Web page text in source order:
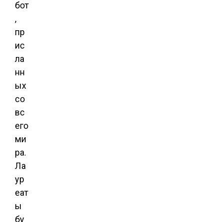
бот
,
пр
ис
ла
нн
ых
со
вс
его
ми
ра.
Ла
ур
еат
ы
бу